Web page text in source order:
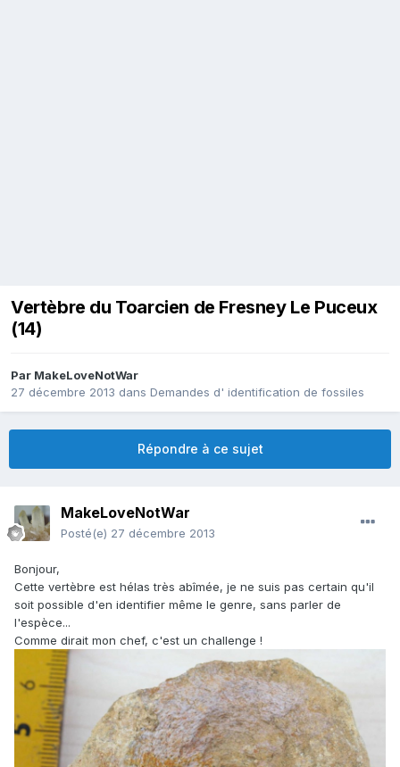
Vertèbre du Toarcien de Fresney Le Puceux
(14)
Par MakeLoveNotWar
27 décembre 2013 dans Demandes d' identification de fossiles
Répondre à ce sujet
MakeLoveNotWar
Posté(e) 27 décembre 2013
Bonjour,
Cette vertèbre est hélas très abîmée, je ne suis pas certain qu'il
soit possible d'en identifier même le genre, sans parler de
l'espèce...
Comme dirait mon chef, c'est un challenge !